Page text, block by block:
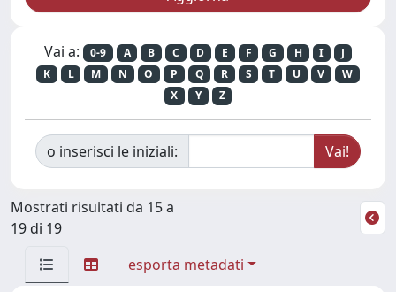
Vai a: 0-9 A B C D E F G H I
J
K
L M N O P Q R S T U V
W
X
Y Z
o inserisci le iniziali:
Mostrati risultati da 15 a
19 di 19
esporta metadati